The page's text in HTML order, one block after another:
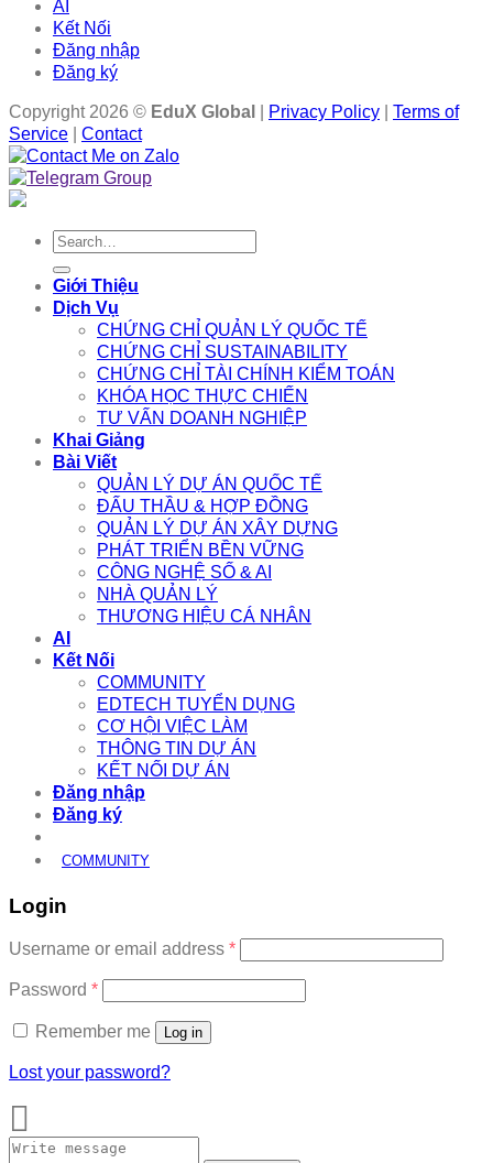
AI
Kết Nối
Đăng nhập
Đăng ký
Copyright 2026 © EduX Global Privacy Policy
Terms of
Service
Contact
Search
Giới Thiệu
Dịch Vụ
CHỨNG CHỈ QUẢN LÝ QUỐC TẾ
CHỨNG CHỈ SUSTAINABILITY
CHỨNG CHỈ TÀI CHÍNH KIỂM TOÁN
KHÓA HỌC THỰC CHIẾN
TƯ VẤN DOANH NGHIỆP
Khai Giảng
Bài Viết
QUẢN LÝ DỰ ÁN QUỐC TẾ
ĐẤU THẦU & HỢP ĐỒNG
QUẢN LÝ DỰ ÁN XÂY DỰNG
PHÁT TRIỂN BỀN VỮNG
CÔNG NGHỆ SỐ & AI
NHÀ QUẢN LÝ
THƯƠNG HIỆU CÁ NHÂN
AI
Kết Nối
COMMUNITY
EDTECH TUYỂN DỤNG
CƠ HỘI VIỆC LÀM
THÔNG TIN DỰ ÁN
KẾT NỐI DỰ ÁN
Đăng nhập
Đăng ký
COMMUNITY
Login
Username or email address *Required
Password *Required
Remember me Log in
Lost your password?